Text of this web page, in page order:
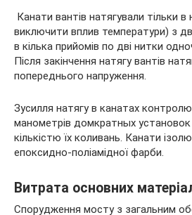
Канати вантів натягували тільки
виключити вплив температури) з
в кілька прийомів по дві нитки
Після закінчення натягу вантів
попереднього напруження.
Зусилля натягу в канатах
манометрів домкратных установок
кількістю їх коливань. Канати
епоксидно-поліамідної фарби.
Витрата основних
Спорудження мосту з загальним